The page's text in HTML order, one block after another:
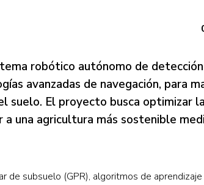
robótico autónomo de detección
avanzadas de navegación, para
suelo. El proyecto busca optimizar
una agricultura más sostenible
de subsuelo (GPR), algoritmos de